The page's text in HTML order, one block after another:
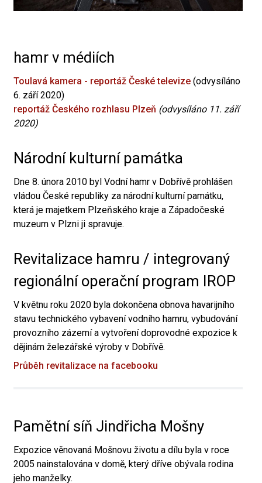
hamr v médiích
Toulavá kamera - reportáž České televize (odvysíláno
6. září 2020)
reportáž Českého rozhlasu Plzeň (odvysíláno 11. září
2020)
Národní kulturní památka
Dne 8. února 2010 byl Vodní hamr v Dobřívě prohlášen
vládou České republiky za národní kulturní památku,
která je majetkem Plzeňského kraje a Západočeské
muzeum v Plzni ji spravuje.
Revitalizace hamru / integrovaný
regionální operační program IROP
V květnu roku 2020 byla dokončena obnova havarijního
stavu technického vybavení vodního hamru, vybudování
provozního zázemí a vytvoření doprovodné expozice k
dějinám železářské výroby v Dobřívě.
Průběh revitalizace na facebooku
Pamětní síň Jindřicha Mošny
Expozice věnovaná Mošnovu životu a dílu byla v roce
2005 nainstalována v domě, který dříve obývala rodina
jeho manželky.